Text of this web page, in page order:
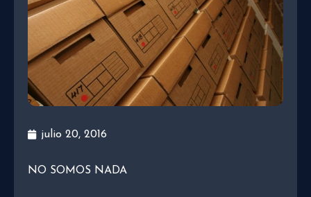
julio 20, 2016
NO SOMOS NADA